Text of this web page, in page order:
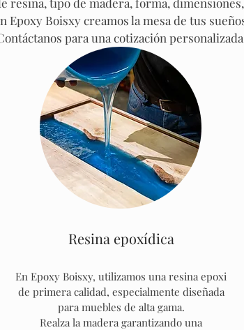
Epoxy Boisxy creamos la mesa de tus
para una cotización
Resina epoxídica
En Epoxy Boisxy, utilizamos una resina epoxi
de primera calidad, especialmente diseñada
para muebles de alta gama.
Realza la madera garantizando una